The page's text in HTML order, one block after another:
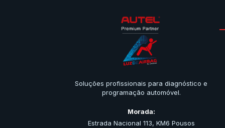
Soluções profissionais para diagnóstico e
programação automóvel.
Morada:
Estrada Nacional 113, KM6 Pousos